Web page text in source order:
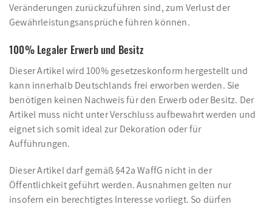
Veränderungen zurückzuführen sind, zum Verlust der
Gewährleistungsansprüche führen können.
100% Legaler Erwerb und Besitz
Dieser Artikel wird 100% gesetzeskonform hergestellt und
kann innerhalb Deutschlands frei erworben werden. Sie
benötigen keinen Nachweis für den Erwerb oder Besitz. Der
Artikel muss nicht unter Verschluss aufbewahrt werden und
eignet sich somit ideal zur Dekoration oder für
Aufführungen.
Dieser Artikel darf gemäß §42a WaffG nicht in der
Öffentlichkeit geführt werden. Ausnahmen gelten nur
insofern ein berechtigtes Interesse vorliegt. So dürfen